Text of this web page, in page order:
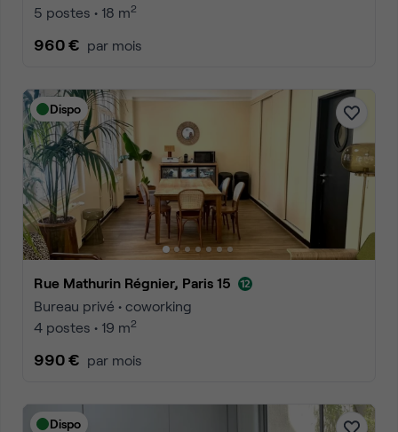
5 postes • 18 m2
960 € par mois
Dispo
Rue Mathurin Régnier, Paris 15
Bureau privé • coworking
4 postes • 19 m2
990 € par mois
Dispo